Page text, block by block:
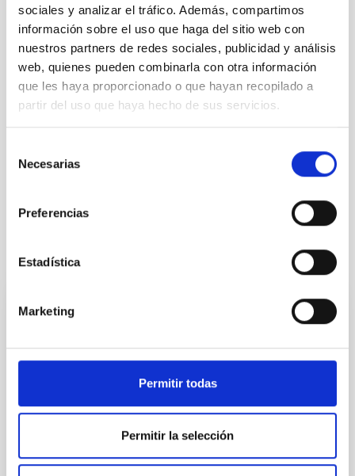
sociales y analizar el tráfico. Además, compartimos
información sobre el uso que haga del sitio web con
nuestros partners de redes sociales, publicidad y análisis
web, quienes pueden combinarla con otra información
que les haya proporcionado o que hayan recopilado a
partir del uso que haya hecho de sus servicios.
Necesarias
Preferencias
Estadística
Marketing
Permitir todas
Permitir la selección
https://www.aei.gob.es/noticias/galaxias-
pequenas-ponen-prueba-modelo-universo
Vídeo: Mujeres Increíbles | Arianna Di Cintio -
Astrofísica Teórica:
https://www.youtube.com/watch?v=xOH-ooXmafM
Otras noticias relacionadas
NOTA DE PRENSA
El IAC y la ULL participan en el hallazgo de
una inusual “danza estelar” que podría
culminar en una explosión visible desde la
Tierra
Una estrella enana blanca de nuestra propia Vía
ritmo sin precedentes, según revela un estudio